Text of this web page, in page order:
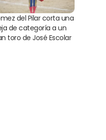
del Pilar corta una
de categoría a un
toro de José Escolar